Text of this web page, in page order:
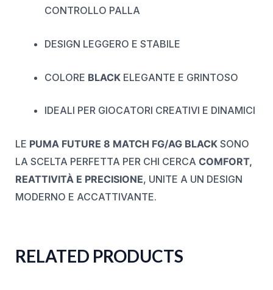
CONTROLLO PALLA
DESIGN LEGGERO E STABILE
COLORE BLACKELEGANTE E GRINTOSO
IDEALI PER GIOCATORI CREATIVI E DINAMICI
LE PUMA FUTURE 8 MATCH FG/AG BLACKSONO
LA SCELTA PERFETTA PER CHI CERCA COMFORT,
REATTIVITÀ E PRECISIONE, UNITE A UN DESIGN
MODERNO E ACCATTIVANTE.
RELATED PRODUCTS